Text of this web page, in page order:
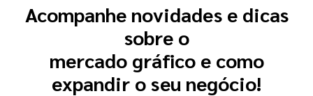
Acompanhe novidades e dicas
sobre o
mercado gráfico e como
expandir o seu negócio!